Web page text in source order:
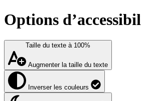
Options
Taille du texte à 100%
Augmenter la taille du texte
Inverser les couleurs